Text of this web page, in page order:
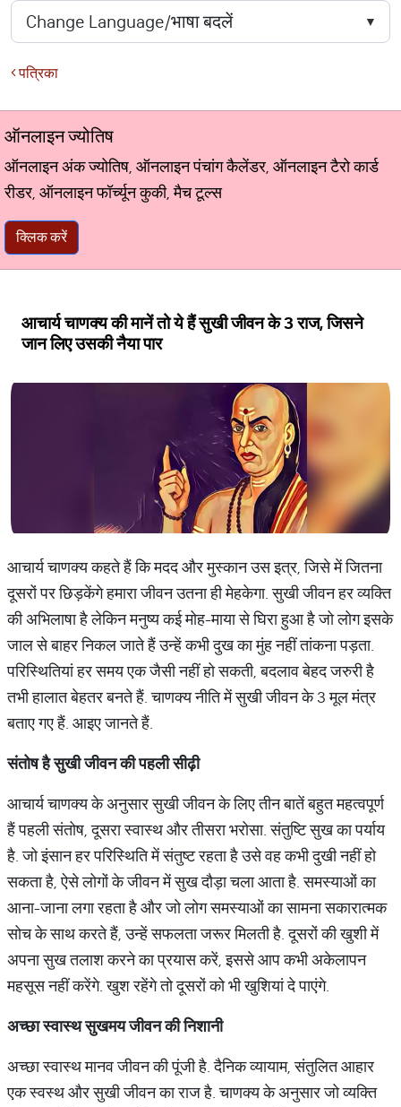
पत्रिका
ऑनलाइन ज्योतिष
ऑनलाइन अंक ज्योतिष, ऑनलाइन पंचांग कैलेंडर, ऑनलाइन टैरो कार्ड
रीडर, ऑनलाइन फॉर्च्यून कुकी, मैच टूल्स
क्लिक करें
आचार्य चाणक्य की मानें तो ये हैं सुखी जीवन के 3 राज, जिसने
जान लिए उसकी नैया पार
आचार्य चाणक्य कहते हैं कि मदद और मुस्कान उस इत्र, जिसे में जितना
दूसरों पर छिड़केंगे हमारा जीवन उतना ही मेहकेगा. सुखी जीवन हर व्यक्ति
की अभिलाषा है लेकिन मनुष्य कई मोह-माया से घिरा हुआ है जो लोग इसके
जाल से बाहर निकल जाते हैं उन्हें कभी दुख का मुंह नहीं तांकना पड़ता.
परिस्थितियां हर समय एक जैसी नहीं हो सकती, बदलाव बेहद जरुरी है
तभी हालात बेहतर बनते हैं. चाणक्य नीति में सुखी जीवन के 3 मूल मंत्र
बताए गए हैं. आइए जानते हैं.
संतोषहैसुखीजीवनकीपहलीसीढ़ी
आचार्य चाणक्य के अनुसार सुखी जीवन के लिए तीन बातें बहुत महत्वपूर्ण
हैं पहली संतोष, दूसरा स्वास्थ और तीसरा भरोसा. संतुष्टि सुख का पर्याय
है. जो इंसान हर परिस्थिति में संतुष्ट रहता है उसे वह कभी दुखी नहीं हो
सकता है, ऐसे लोगों के जीवन में सुख दौड़ा चला आता है. समस्याओं का
आना-जाना लगा रहता है और जो लोग समस्याओं का सामना सकारात्मक
सोच के साथ करते हैं, उन्हें सफलता जरूर मिलती है. दूसरों की खुशी में
अपना सुख तलाश करने का प्रयास करें, इससे आप कभी अकेलापन
महसूस नहीं करेंगे. खुश रहेंगे तो दूसरों को भी खुशियां दे पाएंगे.
अच्छास्वास्थसुखमयजीवनकीनिशानी
अच्छा स्वास्थ मानव जीवन की पूंजी है. दैनिक व्यायाम, संतुलित आहार
एक स्वस्थ और सुखी जीवन का राज है. चाणक्य के अनुसार जो व्यक्ति